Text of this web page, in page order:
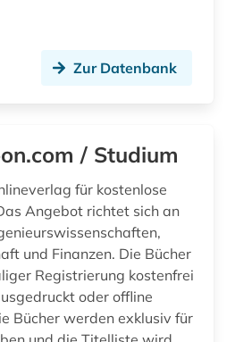
stochastischer prozess (1)
technikgeschichte (3)
Zur Datenbank
/ Studium
für kostenlose
Angebot richtet sich an
und Finanzen. Die Bücher
Registrierung kostenfrei
oder offline